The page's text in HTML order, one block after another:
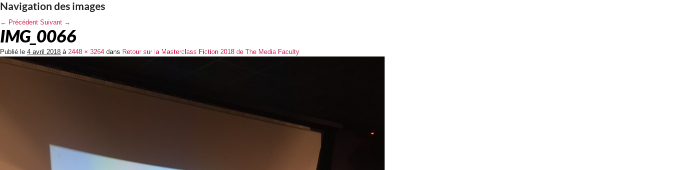
Navigation des images
← Précédent Suivant →
IMG_0066
Publié le 4 avril 2018 à 2448 × 3264 dans Retour sur la Masterclass Fiction 2018 de The Media Faculty